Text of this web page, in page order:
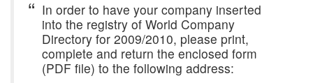
In order to have your company inserted
into the registry of World Company
Directory for 2009/2010, please print,
complete and return the enclosed form
(PDF file) to the following address: